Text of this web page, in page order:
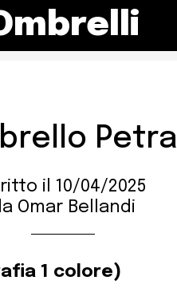
Petra
il 10/04/2025
Omar Bellandi
1 colore)